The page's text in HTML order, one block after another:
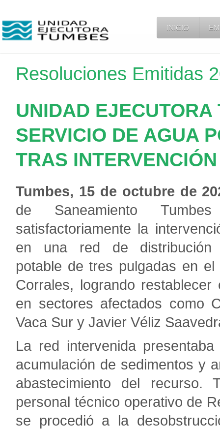
INICIO
Resoluciones Emitidas
UNIDAD
SERVICIO DE AGUA
TRAS
Tumbes, 15 de octubre de
de Saneamiento Tumbes
satisfactoriamente la
en una red de
potable de tres pulgadas en el
Corrales, logrando restablecer
en sectores afectados como
Vaca Sur y Javier Véliz
La red intervenida
acumulación de sedimentos y
abastecimiento del
personal técnico operativo de
se procedió a la